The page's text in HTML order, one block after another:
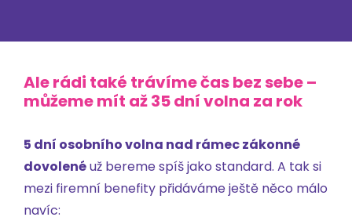
Ale rádi také trávíme čas bez sebe –
můžeme mít až 35 dní volna za rok
5 dní osobního volna nad rámec zákonné
dovolenéuž bereme spíš jako standard. A tak si
mezi firemní benefity přidáváme ještě něco málo
navíc: